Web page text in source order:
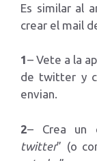
Es similar al
crear el mail
1– Vete a la
de twitter y
envian.
2– Crea un
twitter” (o